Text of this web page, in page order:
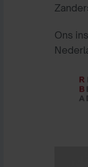
Ons